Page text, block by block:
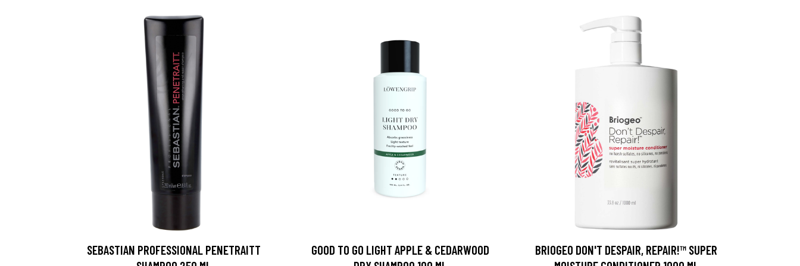
SEBASTIAN PROFESSIONAL PENETRAITT
GOOD TO GO LIGHT APPLE & CEDARWOOD
BRIOGEO DON'T DESPAIR, REPAIR!™ SUPER